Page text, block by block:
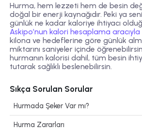
Hurma, hem lezzeti hem de besin
doğal bir enerji kaynağıdır. Peki ya
günlük ne kadar kaloriye ihtiyacı
Askipo’nun kalori hesaplama aracıyla
kilona ve hedeflerine göre günlük
miktarını saniyeler içinde
hurmanın kalorisi dahil, tüm besin
tutarak sağlıklı beslenebilirsin.
Sıkça Sorulan Sorular
Hurmada Şeker Var mı?
Hurma Zararları